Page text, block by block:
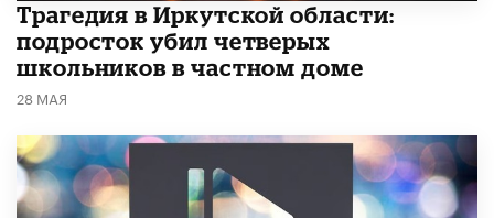
Трагедия в Иркутской области:
подросток убил четверых
школьников в частном доме
28 МАЯ